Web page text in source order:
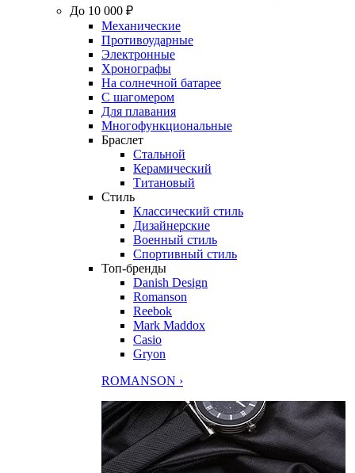
До 10 000 ₽
Механические
Противоударные
Электронные
Хронографы
На солнечной батарее
С шагомером
Для плавания
Многофункциональные
Браслет
Стальной
Керамический
Титановый
Стиль
Классический стиль
Дизайнерские
Военный стиль
Спортивный стиль
Топ-бренды
Danish Design
Romanson
Reebok
Mark Maddox
Casio
Gryon
ROMANSON ›